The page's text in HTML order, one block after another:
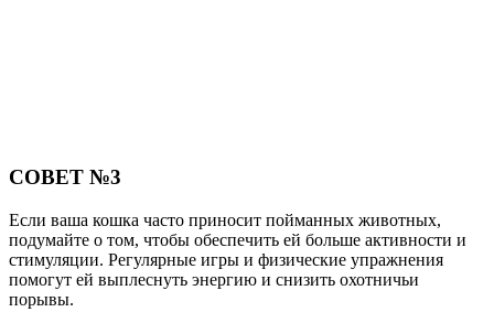
СОВЕТ №3
Если ваша кошка часто приносит пойманных животных,
подумайте о том, чтобы обеспечить ей больше активности и
стимуляции. Регулярные игры и физические упражнения
помогут ей выплеснуть энергию и снизить охотничьи
порывы.